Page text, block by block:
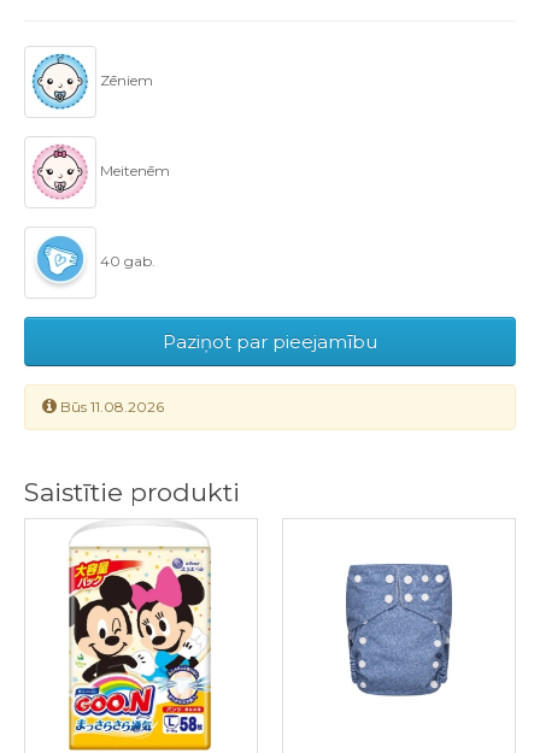
Zēniem
Meitenēm
40 gab.
Paziņot par pieejamību
Būs 11.08.2026
Saistītie produkti